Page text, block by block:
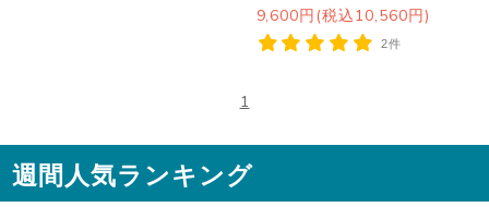
9,600円(税込10,560円)
2件
1
週間人気ランキング